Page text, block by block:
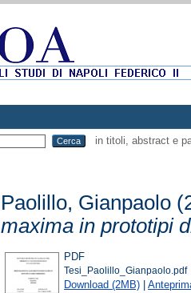
in titoli, abstract e
Paolillo, Gianpaolo
maxima in prototipi
PDF
Tesi_Paolillo_Gianpaolo.pdf
Download (2MB) |